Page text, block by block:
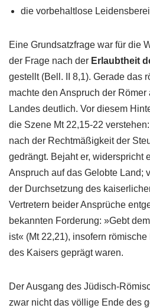
die vorbehaltlose
Eine Grundsatzfrage war für die
der Frage nach der Erlaubtheit
gestellt (Bell. II 8,1). Gerade das
machte den Anspruch der
Landes deutlich. Vor diesem
die Szene Mt 22,15-22
nach der Rechtmäßigkeit der
gedrängt. Bejaht er, widerspricht
Anspruch auf das Gelobte Land;
der Durchsetzung des
Vertretern beider Ansprüche
bekannten Forderung: »Gebt
ist« (Mt 22,21), insofern
des Kaisers geprägt waren.
Der Ausgang des Jüdisch-
zwar nicht das völlige Ende des